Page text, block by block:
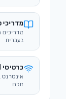
מדריכי
מדריכים
בעברית
כרטיסי eSIM
אינטרנט
חכם